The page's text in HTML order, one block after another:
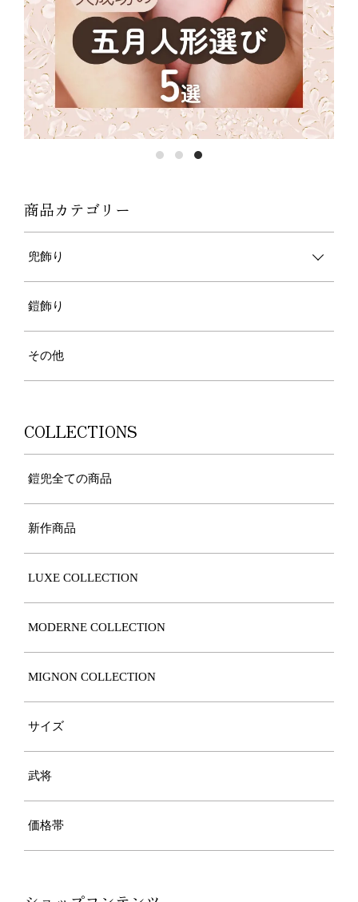
商品カテゴリー
兜飾り
鎧飾り
その他
COLLECTIONS
鎧兜全ての商品
新作商品
LUXE COLLECTION
MODERNE COLLECTION
MIGNON COLLECTION
サイズ
武将
価格帯